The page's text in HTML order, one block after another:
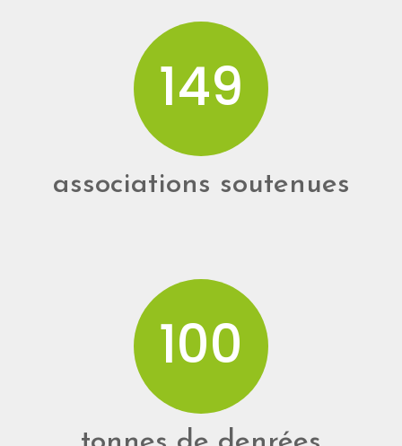
150
associations soutenues
100